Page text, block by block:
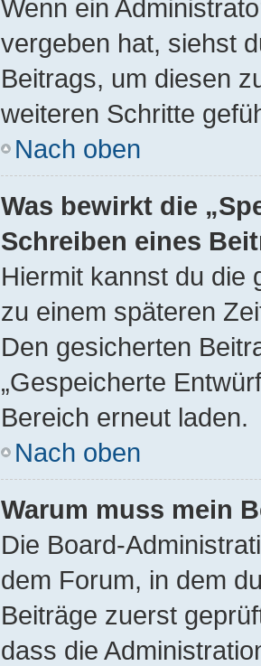
Wenn ein
vergeben hat, siehst
Beitrags, um diesen
weiteren Schritte
Nach oben
Was bewirkt die
Schreiben eines
Hiermit kannst du die
zu einem späteren
Den gesicherten
„Gespeicherte
Bereich erneut laden.
Nach oben
Warum muss mein
Die Board-
dem Forum, in dem
Beiträge zuerst
dass die